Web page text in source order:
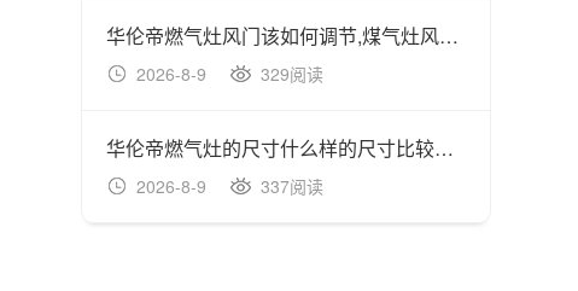
华伦帝燃气灶风门该如何调节,煤气灶风门位置影响煤气灶红火苗吗
2026-8-9 329阅读
华伦帝燃气灶的尺寸什么样的尺寸比较合理
2026-8-9 337阅读